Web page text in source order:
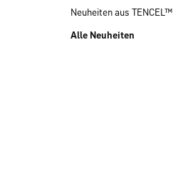
Neuheiten aus TENCEL™
Alle Neuheiten